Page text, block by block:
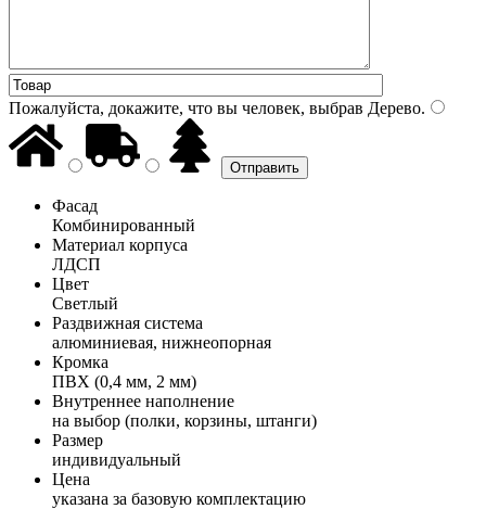
Пожалуйста, докажите, что вы человек, выбрав Дерево.
Фасад
Комбинированный
Материал корпуса
ЛДСП
Цвет
Светлый
Раздвижная система
алюминиевая, нижнеопорная
Кромка
ПВХ (0,4 мм, 2 мм)
Внутреннее наполнение
на выбор (полки, корзины, штанги)
Размер
индивидуальный
Цена
указана за базовую комплектацию